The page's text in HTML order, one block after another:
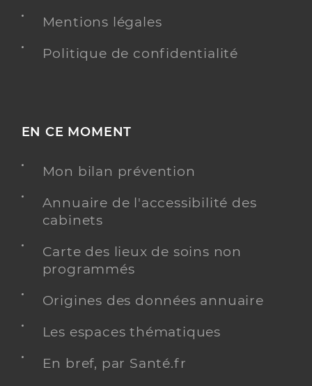
Mentions légales
Politique de confidentialité
EN CE MOMENT
Mon bilan prévention
Annuaire de l'accessibilité des
cabinets
Carte des lieux de soins non
programmés
Origines des données annuaire
Les espaces thématiques
En bref, par Santé.fr